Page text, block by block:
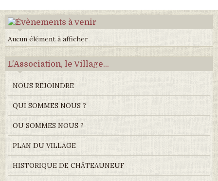
Aucun élément à afficher
L'Association, le Village...
NOUS REJOINDRE
QUI SOMMES NOUS ?
OU SOMMES NOUS ?
PLAN DU VILLAGE
HISTORIQUE DE CHÂTEAUNEUF